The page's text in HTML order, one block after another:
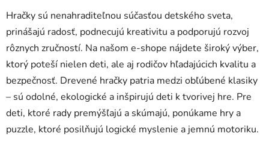
c
i
e
p
r
v
k
y
v
ý
n
i
e
Hračky sú nenahraditeľnou súčasťou detského sveta,
prinášajú radosť, podnecujú kreativitu a podporujú rozvoj
rôznych zručností. Na našom e-shope nájdete široký výber,
ktorý poteší nielen deti, ale aj rodičov hľadajúcich kvalitu a
bezpečnosť. Drevené hračky patria medzi obľúbené klasiky
– sú odolné, ekologické a inšpirujú deti k tvorivej hre. Pre
deti, ktoré rady premýšľajú a skúmajú, ponúkame hry a
puzzle, ktoré posilňujú logické myslenie a jemnú motoriku.